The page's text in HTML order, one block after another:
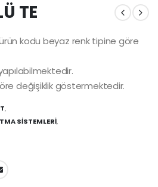
TE
kodu beyaz renk tipine göre
değişiklik göstermektedir.
,
SİSTEMLERİ,